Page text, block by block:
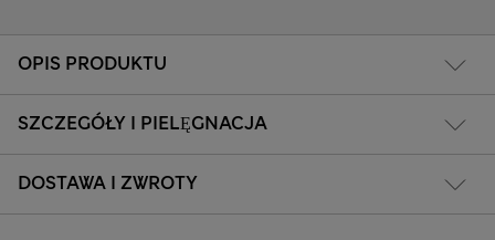
OPIS PRODUKTU
SZCZEGÓŁY I PIELĘGNACJA
DOSTAWA I ZWROTY